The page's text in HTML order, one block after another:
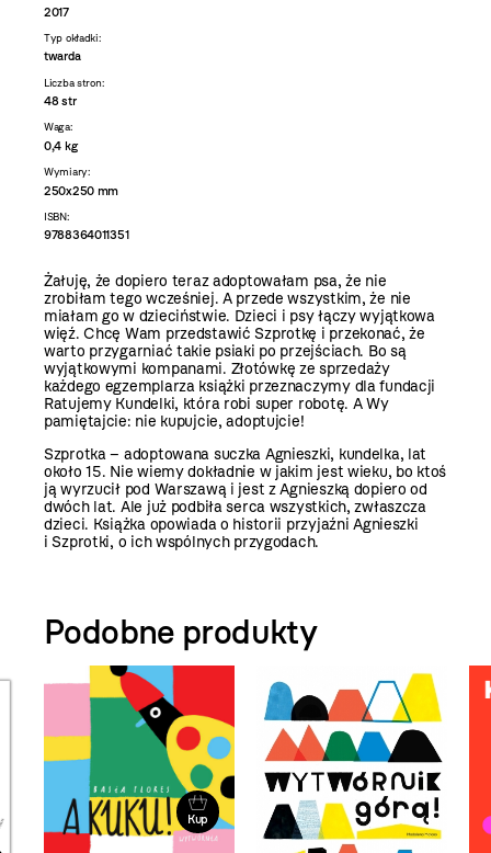
2017
Typ okładki:
twarda
Liczba stron:
48 str
Waga:
0,4 kg
Wymiary:
250x250 mm
ISBN:
9788364011351
Żałuję, że dopiero teraz adoptowałam psa, że nie
zrobiłam tego wcześniej. A przede wszystkim, że nie
miałam go w dzieciństwie. Dzieci i psy łączy wyjątkowa
więź. Chcę Wam przedstawić Szprotkę i przekonać, że
warto przygarniać takie psiaki po przejściach. Bo są
wyjątkowymi kompanami. Złotówkę ze sprzedaży
każdego egzemplarza książki przeznaczymy dla fundacji
Ratujemy Kundelki, która robi super robotę. A Wy
pamiętajcie: nie kupujcie, adoptujcie!
Szprotka – adoptowana suczka Agnieszki, kundelka, lat
około 15. Nie wiemy dokładnie w jakim jest wieku, bo ktoś
ją wyrzucił pod Warszawą i jest z Agnieszką dopiero od
dwóch lat. Ale już podbiła serca wszystkich, zwłaszcza
dzieci. Książka opowiada o historii przyjaźni Agnieszki
i Szprotki, o ich wspólnych przygodach.
Podobne produkty
Kup